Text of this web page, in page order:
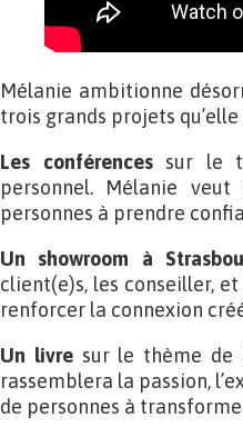
Mélanie ambitionne
trois grands projets
Les conférences sur le
personnel. Mélanie
personnes à prendre
Un showroom à
client(e)s, les conseiller,
renforcer la connexion
Un livre sur le thème de
rassemblera la passion,
de personnes à